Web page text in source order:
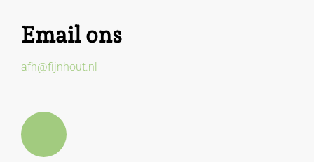
Email ons
afh@fijnhout.nl